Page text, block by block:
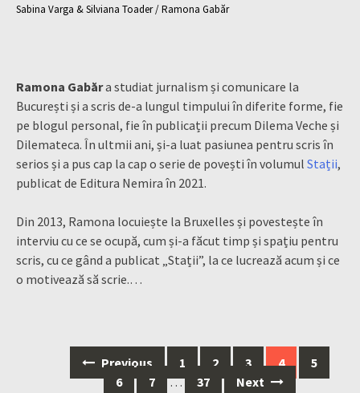
Sabina Varga & Silviana Toader / Ramona Gabăr
Ramona Gabăra studiat jurnalism și comunicare la
București și a scris de-a lungul timpului în diferite forme, fie
pe blogul personal, fie în publicații precum Dilema Veche și
Dilemateca. În ultmii ani, și-a luat pasiunea pentru scris în
serios și a pus cap la cap o serie de povești în volumul Stații,
publicat de Editura Nemira în 2021.
Din 2013, Ramona locuiește la Bruxelles și povestește în
interviu cu ce se ocupă, cum și-a făcut timp și spațiu pentru
scris, cu ce gând a publicat „Stații”, la ce lucrează acum și ce
o motivează să scrie.…
navigation
Previous 1 2 3 4
5
6
7 … 37 Next